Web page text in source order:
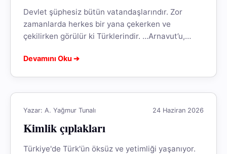
Devlet şüphesiz bütün vatandaşlarındır. Zor
zamanlarda herkes bir yana çekerken ve
çekilirken görülür ki Türklerindir. ...Arnavut’u,
mayasıdır. O...
Devamını Oku ➔
Yazar: A. Yağmur Tunalı 24 Haziran 2026
Kimlik çıplakları
Türkiye'de Türk'ün öksüz ve yetimliği yaşanıyor.